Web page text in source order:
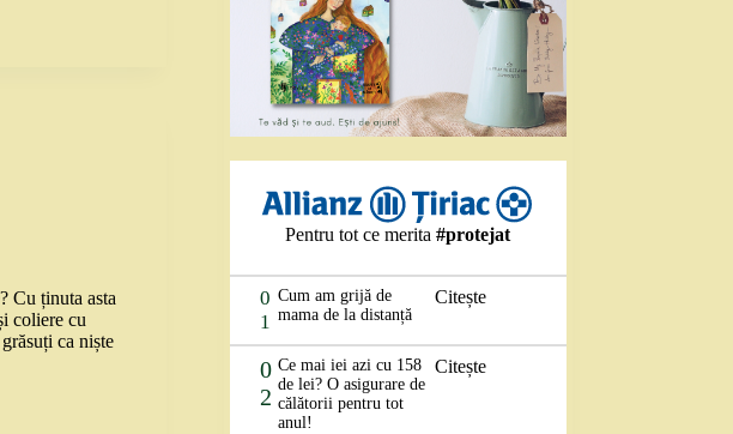
Cu ținuta asta
coliere cu
ca niște
Pentru tot ce merita#protejat
0
1
Cum am grijă de
mama de la distanță
Citește
0
2
Ce mai iei azi cu 158
de lei? O asigurare de
călătorii pentru tot
anul!
Citește